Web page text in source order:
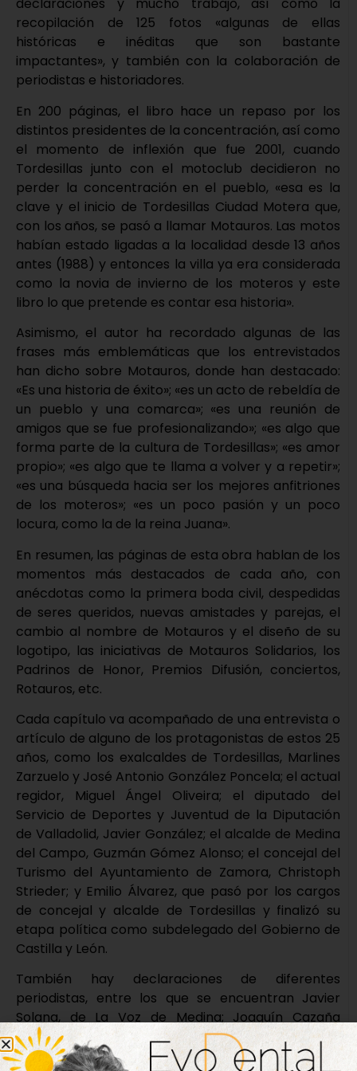
declaraciones y mucho trabajo, así como la
recopilación de 125 fotos «algunas de ellas
históricas e inéditas que son bastante
impactantes», y también con la colaboración de
periodistas e historiadores.
En 200 páginas, el libro hace un repaso por los
distintos presidentes de la concentración, así como
el momento de inflexión que fue 2001, cuando
Tordesillas junto con el motoclub decidieron no
perder la concentración en el pueblo, «esa es la
clave y el inicio de Tordesillas Ciudad Motera que,
con los años, se pasó a llamar Motauros. Las motos
habían estado ligadas a la localidad desde 13 años
antes (1988) y entonces la villa ya era considerada
como la novia de invierno de los moteros y este
libro lo que pretende es contar esa historia».
Asimismo, el autor ha recordado algunas de las
frases más emblemáticas que los entrevistados
han dicho sobre Motauros, donde han destacado:
«Es una historia de éxito»; «es un acto de rebeldía de
un pueblo y una comarca»; «es una reunión de
amigos que se fue profesionalizando»; «es algo que
forma parte de la cultura de Tordesillas»; «es amor
propio»; «es algo que te llama a volver y a repetir»;
«es una búsqueda hacia ser los mejores anfitriones
de los moteros»; «es un poco pasión y un poco
locura, como la de la reina Juana».
En resumen, las páginas de esta obra hablan de los
momentos más destacados de cada año, con
anécdotas como la primera boda civil, despedidas
de seres queridos, nuevas amistades y parejas, el
cambio al nombre de Motauros y el diseño de su
logotipo, las iniciativas de Motauros Solidarios, los
Padrinos de Honor, Premios Difusión, conciertos,
Rotauros, etc.
Cada capítulo va acompañado de una entrevista o
artículo de alguno de los protagonistas de estos 25
años, como los exalcaldes de Tordesillas, Marlines
Zarzuelo y José Antonio González Poncela; el actual
regidor, Miguel Ángel Oliveira; el diputado del
Servicio de Deportes y Juventud de la Diputación
de Valladolid, Javier González; el alcalde de Medina
del Campo, Guzmán Gómez Alonso; el concejal del
Turismo del Ayuntamiento de Zamora, Christoph
Strieder; y Emilio Álvarez, que pasó por los cargos
de concejal y alcalde de Tordesillas y finalizó su
etapa política como subdelegado del Gobierno de
Castilla y León.
También hay declaraciones de diferentes
periodistas, entre los que se encuentran Javier
Solana, de La Voz de Medina; Joaquín Cazaña
Romero-Amor, periodista en Europa Press; Inés
Morencia, redactora en EFE y Premio Difusión 2018;